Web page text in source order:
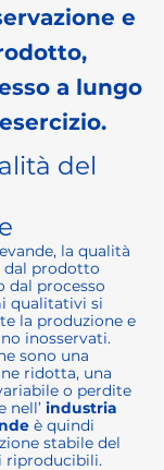
e
a lungo
del
la qualità
dal prodotto
dal processo
qualitativi si
la produzione e
inosservati.
sono una
ridotta, una
o perdite
nell’ industria
è quindi
stabile del
riproducibili.